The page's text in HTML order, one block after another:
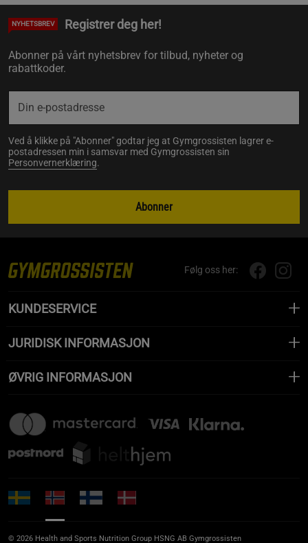
NYHETSBREV Registrer deg her!
Abonner på vårt nyhetsbrev for tilbud, nyheter og
rabattkoder.
Ved å klikke på "Abonner" godtar jeg at Gymgrossisten lagrer e-
postadressen min i samsvar med Gymgrossisten sin
Personvernerklæring.
Abonner
Følg oss her:
KUNDESERVICE
JURIDISK INFORMASJON
ØVRIG INFORMASJON
© 2026 Health and Sports Nutrition Group HSNG AB Gymgrossisten